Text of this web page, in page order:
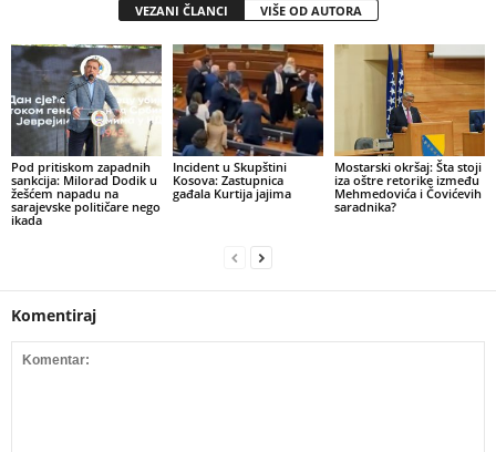
VEZANI ČLANCI VIŠE OD AUTORA
​Pod pritiskom zapadnih
sankcija: Milorad Dodik u
žešćem napadu na
sarajevske političare nego
ikada
Incident u Skupštini
Kosova: Zastupnica
gađala Kurtija jajima
Mostarski okršaj: Šta stoji
iza oštre retorike između
Mehmedovića i Čovićevih
saradnika?
Komentiraj